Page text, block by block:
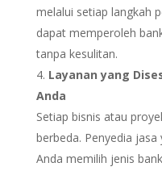
melalui setiap langkah
dapat memperoleh
tanpa kesulitan.
Layanan yang
Anda
Setiap bisnis atau
berbeda. Penyedia
Anda memilih jenis